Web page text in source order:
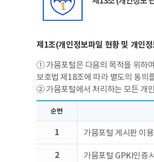
제1조(개인정보파일 현황 및 개인
① 가뭄포털은 다음의 목적을 위하
보호법 제18조에 따라 별도의 동의
② 가뭄포털에서 처리하는 모든 개
순번
1 가뭄포털 게시판 이
2 가뭄포털 GPKI인증